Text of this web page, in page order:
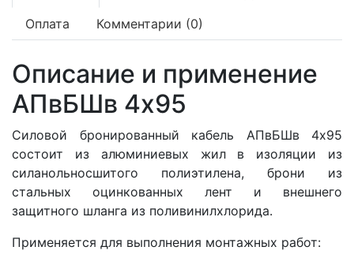
Оплата Комментарии (0)
Описание и применение
АПвБШв 4x95
Силовой бронированный кабель АПвБШв 4x95
состоит из алюминиевых жил в изоляции из
силанольносшитого полиэтилена, брони из
стальных оцинкованных лент и внешнего
защитного шланга из поливинилхлорида.
Применяется для выполнения монтажных работ: